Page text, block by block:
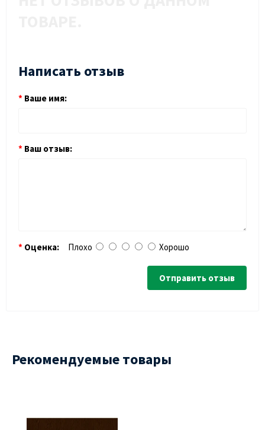
Написать отзыв
Ваше имя:
Ваш отзыв:
Оценка: Плохо Хорошо
Отправить отзыв
Рекомендуемые товары